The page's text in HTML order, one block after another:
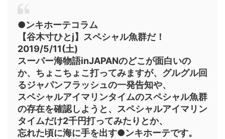
●ンキホーテコラム
【谷木寸ひとj】スペシャル魚群だ！
2019/5/11(土)
スーパー海物語inJAPANのどこが面白いの
か、ちょこちょこ打ってみますが、グルグル回
るジャパンフラッシュの一発告知や、
スペシャルアイマリンタイムのスペシャル魚群
の存在を確認しようと、スペシャルアイマリン
タイムだけ2千円打ってみたりとか、
忘れた頃に海に手を出す●ンキホーテです。